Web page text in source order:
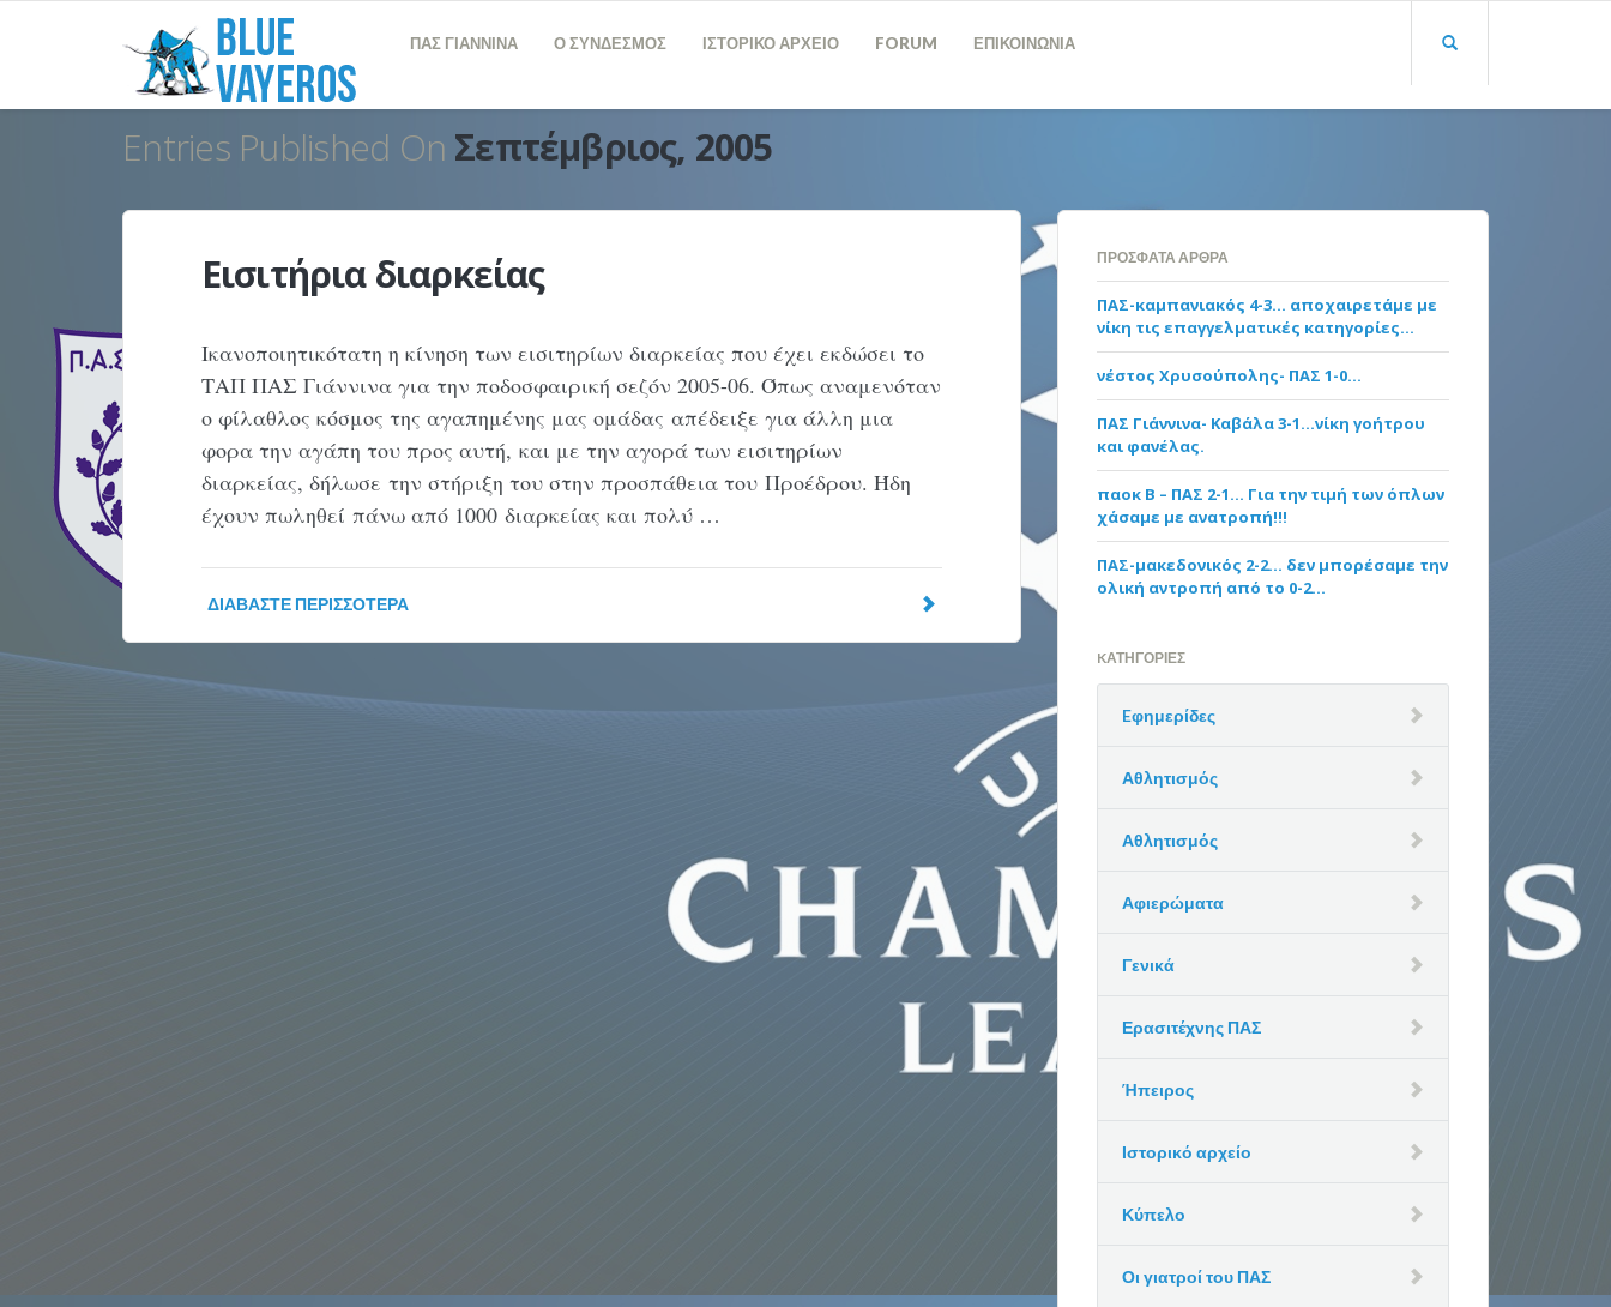
ΠΑΣ ΓΙΑΝΝΙΝΑ Ο ΣΥΝΔΕΣΜΟΣ ΙΣΤΟΡΙΚΟ ΑΡΧΕΙΟ FORUM ΕΠΙΚΟΙΝΩΝΙΑ
Entries Published On Σεπτέμβριος, 2005
Εισιτήρια διαρκείας
Ικανοποιητικότατη η κίνηση των εισιτηρίων διαρκείας που έχει εκδώσει το
ΤΑΠ ΠΑΣ Γιάννινα για την ποδοσφαιρική σεζόν 2005-06. Όπως αναμενόταν
ο φίλαθλος κόσμος της αγαπημένης μας ομάδας απέδειξε για άλλη μια
φορα την αγάπη του προς αυτή, και με την αγορά των εισιτηρίων
διαρκείας, δήλωσε την στήριξη του στην προσπάθεια του Προέδρου. Ήδη
έχουν πωληθεί πάνω από 1000 διαρκείας και πολύ …
ΔΙΑΒΆΣΤΕ ΠΕΡΙΣΣΌΤΕΡΑ
ΠΡΌΣΦΑΤΑ ΆΡΘΡΑ
ΠΑΣ-καμπανιακός 4-3… αποχαιρετάμε με
νίκη τις επαγγελματικές κατηγορίες…
νέστος Χρυσούπολης- ΠΑΣ 1-0…
ΠΑΣ Γιάννινα- Καβάλα 3-1…νίκη γοήτρου
και φανέλας.
παοκ Β – ΠΑΣ 2-1… Για την τιμή των όπλων
χάσαμε με ανατροπή!!!
ΠΑΣ-μακεδονικός 2-2… δεν μπορέσαμε την
ολική αντροπή από το 0-2…
KΑΤΗΓΟΡΊΕΣ
Eφημερίδες
Αθλητισμός
Αθλητισμός
Αφιερώματα
Γενικά
Ερασιτέχνης ΠΑΣ
Ήπειρος
Ιστορικό αρχείο
Κύπελο
Οι γιατροί του ΠΑΣ